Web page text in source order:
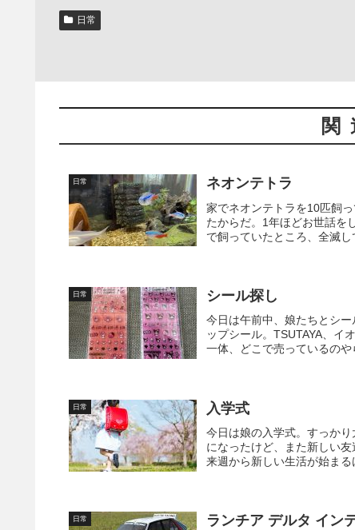
日常
関
日常 ネオンテトラ
家でネオンテトラを10匹飼
たからだ。1年ほどお世話を
で飼っていたところ、全滅
日常 シール探し
今日は午前中、娘たちとシ
ップシール。TSUTAYA、イ
一体、どこで売っているのや
日常 入学式
今日は娘の入学式。すっか
になったけど、また新しい
来週から新しい生活が始ま
日常 ランチア デルタ イン